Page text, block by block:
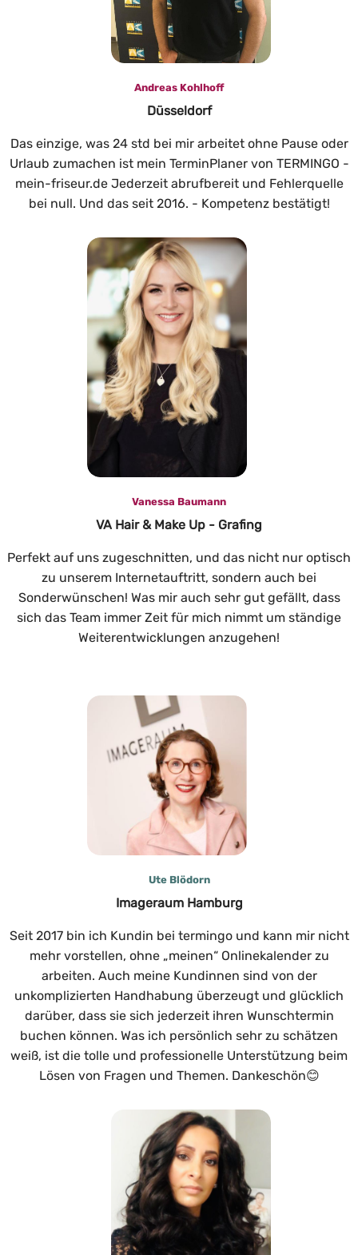
Andreas Kohlhoff
Düsseldorf
Das einzige, was 24 std bei mir arbeitet ohne Pause oder
Urlaub zumachen ist mein TerminPlaner von TERMINGO -
mein-friseur.de Jederzeit abrufbereit und Fehlerquelle
bei null. Und das seit 2016. - Kompetenz bestätigt!
Vanessa Baumann
VA Hair & Make Up - Grafing
Perfekt auf uns zugeschnitten, und das nicht nur optisch
zu unserem Internetauftritt, sondern auch bei
Sonderwünschen! Was mir auch sehr gut gefällt, dass
sich das Team immer Zeit für mich nimmt um ständige
Weiterentwicklungen anzugehen!
Ute Blödorn
Imageraum Hamburg
Seit 2017 bin ich Kundin bei termingo und kann mir nicht
mehr vorstellen, ohne „meinen“ Onlinekalender zu
arbeiten. Auch meine Kundinnen sind von der
unkomplizierten Handhabung überzeugt und glücklich
darüber, dass sie sich jederzeit ihren Wunschtermin
buchen können. Was ich persönlich sehr zu schätzen
weiß, ist die tolle und professionelle Unterstützung beim
Lösen von Fragen und Themen. Dankeschön😊